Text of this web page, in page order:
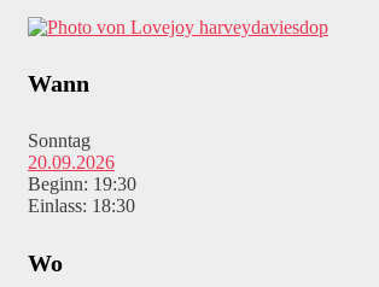
harveydaviesdop
Wann
Sonntag
20.09.2026
Beginn: 19:30
Einlass: 18:30
Wo